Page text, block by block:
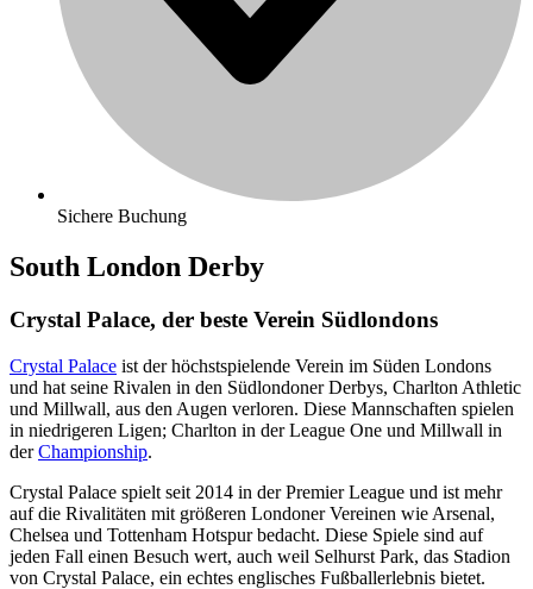
Sichere Buchung
South London Derby
Crystal Palace, der beste Verein Südlondons
Crystal Palace ist der höchstspielende Verein im Süden Londons
und hat seine Rivalen in den Südlondoner Derbys, Charlton Athletic
und Millwall, aus den Augen verloren. Diese Mannschaften spielen
in niedrigeren Ligen; Charlton in der League One und Millwall in
derChampionship.
Crystal Palace spielt seit 2014 in der Premier League und ist mehr
auf die Rivalitäten mit größeren Londoner Vereinen wie Arsenal,
Chelsea und Tottenham Hotspur bedacht. Diese Spiele sind auf
jeden Fall einen Besuch wert, auch weil Selhurst Park, das Stadion
von Crystal Palace, ein echtes englisches Fußballerlebnis bietet.